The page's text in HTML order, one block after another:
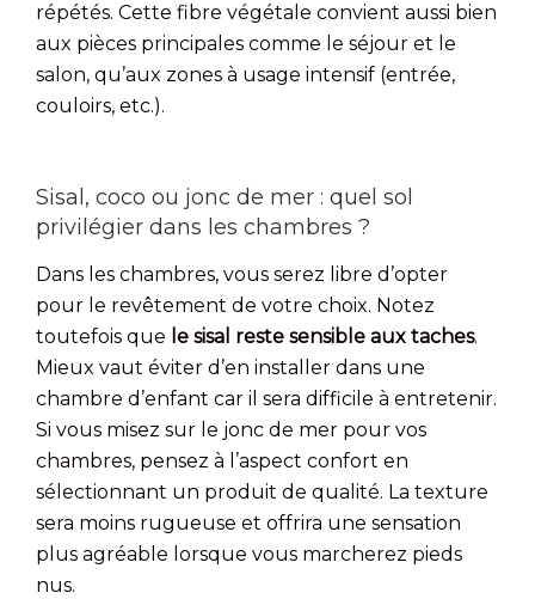
répétés. Cette fibre végétale convient aussi bien
aux pièces principales comme le séjour et le
salon, qu’aux zones à usage intensif (entrée,
couloirs, etc.).
Sisal, coco ou jonc de mer : quel sol
privilégier dans les chambres ?
Dans les chambres, vous serez libre d’opter
pour le revêtement de votre choix. Notez
toutefois que le sisal reste sensible aux taches.
Mieux vaut éviter d’en installer dans une
chambre d’enfant car il sera difficile à entretenir.
Si vous misez sur le jonc de mer pour vos
chambres, pensez à l’aspect confort en
sélectionnant un produit de qualité. La texture
sera moins rugueuse et offrira une sensation
plus agréable lorsque vous marcherez pieds
nus.